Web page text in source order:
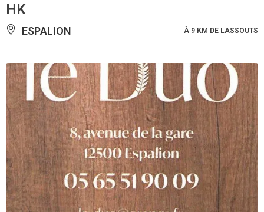
HK
ESPALION À 9 KM DE LASSOUTS